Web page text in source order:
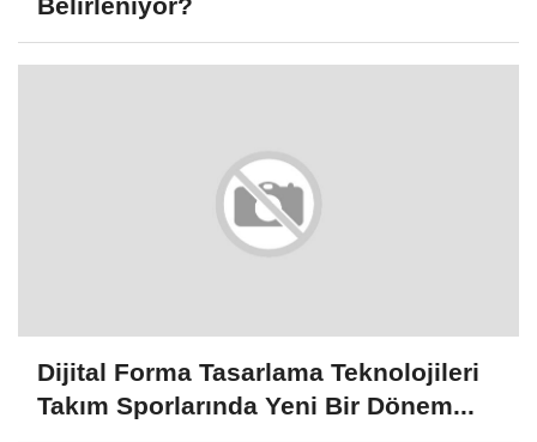
Belirleniyor?
Dijital Forma Tasarlama Teknolojileri
Takım Sporlarında Yeni Bir Dönem...